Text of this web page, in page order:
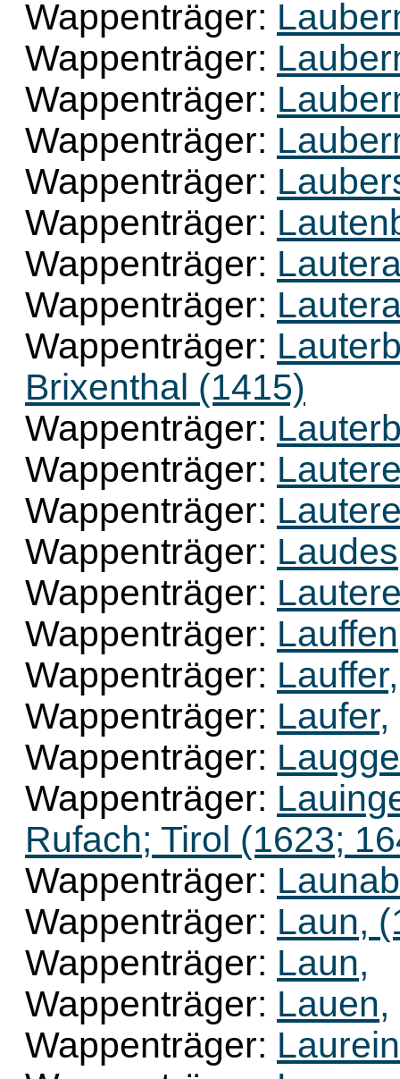
Wappenträger:
Wappenträger:
Wappenträger:
Wappenträger:
Wappenträger:
Wappenträger:
Wappenträger:
Wappenträger:
Wappenträger:
Brixenthal (1415)
Wappenträger:
Wappenträger:
Wappenträger:
Wappenträger:
Wappenträger:
Wappenträger:
Wappenträger: Lauffer,
Wappenträger: Laufer,
Wappenträger:
Wappenträger:
Rufach; Tirol (1623;
Wappenträger:
Wappenträger: Laun,
Wappenträger: Laun,
Wappenträger: Lauen,
Wappenträger: